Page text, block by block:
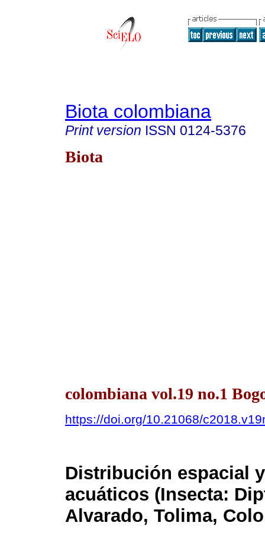
Biota colombiana
Print version ISSN 0124-5376
Biota
colombiana vol.19 no.1
https://doi.org/10.21068/
Distribución espacial
acuáticos (Insecta:
Alvarado, Tolima,